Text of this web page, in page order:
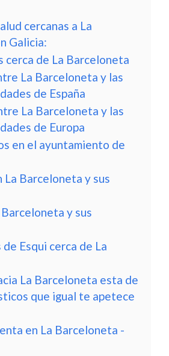
cercanas a La
Galicia:
cerca de La Barceloneta
La Barceloneta y las
de España
La Barceloneta y las
de Europa
en el ayuntamiento de
La Barceloneta y sus
y sus
Esqui cerca de La
La Barceloneta esta de
que igual te apetece
en La Barceloneta -